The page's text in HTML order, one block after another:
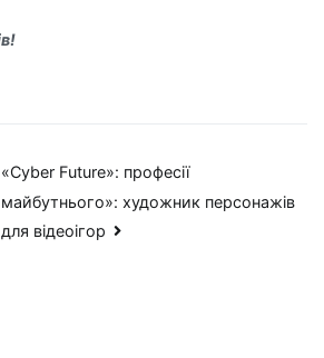
«Cyber Future»: професії
майбутнього»: художник персонажів
для відеоігор